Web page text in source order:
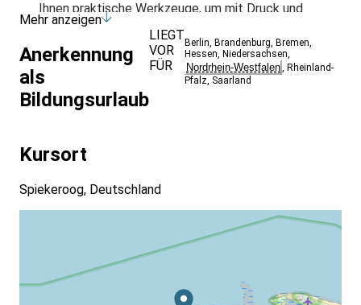
Ihnen praktische Werkzeuge, um mit Druck und
Herausforderungen im Berufsalltag besser
umzugehen
Resilienzförderung: Stärken Sie Ihre psychische
Widerstandsfähigkeit. Lernen Sie Strategien kennen,
um auch in schwierigen Zeiten gelassen und
Mehr anzeigen
Anerkennung
als
Bildungsurlaub
LIEGT
VOR
FÜR
Berlin, Brandenburg, Bremen,
Hessen, Niedersachsen,
Nordrhein-Westfalen, Rheinland-
Pfalz, Saarland
Kursort
Spiekeroog, Deutschland